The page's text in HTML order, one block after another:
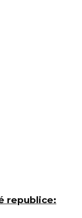
republice: